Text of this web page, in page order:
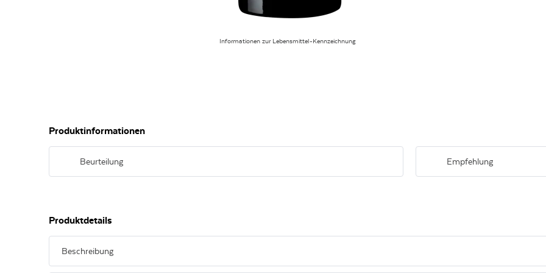
Informationen zur Lebensmittel-Kennzeichnung
Produktinformationen
Beurteilung Empfehlung
Produktdetails
Beschreibung